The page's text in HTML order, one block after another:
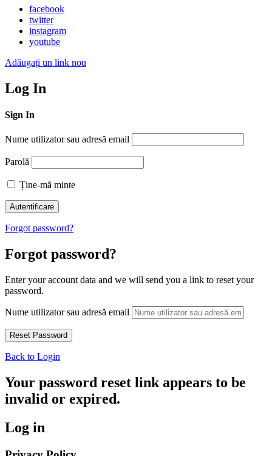
facebook
twitter
instagram
youtube
Adăugați un link nou
Log In
Sign In
Nume utilizator sau adresă email
Parolă
Ține-mă minte
Forgot password?
Forgot password?
Enter your account data and we will send you a link to reset your
password.
Nume utilizator sau adresă email
Back to Login
Your password reset link appears to be
invalid or expired.
Log in